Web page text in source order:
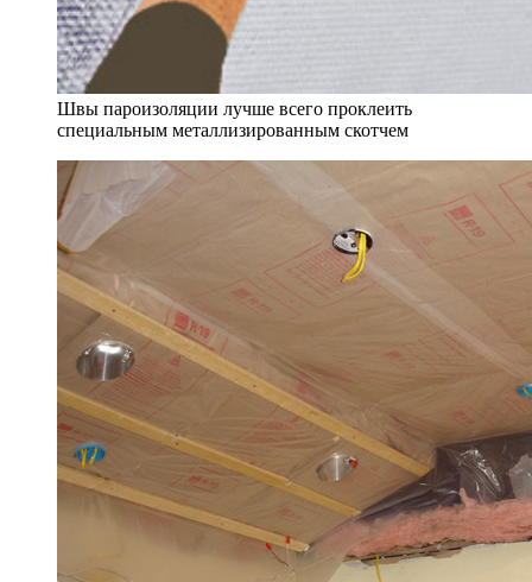
Швы пароизоляции лучше всего проклеить
специальным металлизированным скотчем